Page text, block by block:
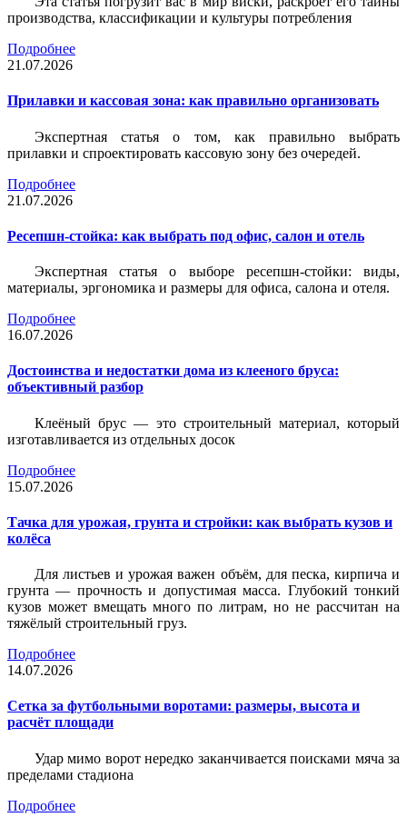
производства, классификации и культуры потребления
Подробнее
21.07.2026
Прилавки и кассовая зона: как правильно организовать
Экспертная статья о том, как правильно выбрать
прилавки и спроектировать кассовую зону без очередей.
Подробнее
21.07.2026
Ресепшн-стойка: как выбрать под офис, салон и отель
Экспертная статья о выборе ресепшн-стойки: виды,
материалы, эргономика и размеры для офиса, салона и отеля.
Подробнее
16.07.2026
Достоинства и недостатки дома из клееного бруса:
объективный разбор
Клеёный брус — это строительный материал, который
изготавливается из отдельных досок
Подробнее
15.07.2026
Тачка для урожая, грунта и стройки: как выбрать кузов и
колёса
Для листьев и урожая важен объём, для песка, кирпича и
грунта — прочность и допустимая масса. Глубокий тонкий
кузов может вмещать много по литрам, но не рассчитан на
тяжёлый строительный груз.
Подробнее
14.07.2026
Сетка за футбольными воротами: размеры, высота и
расчёт площади
Удар мимо ворот нередко заканчивается поисками мяча за
пределами стадиона
Подробнее